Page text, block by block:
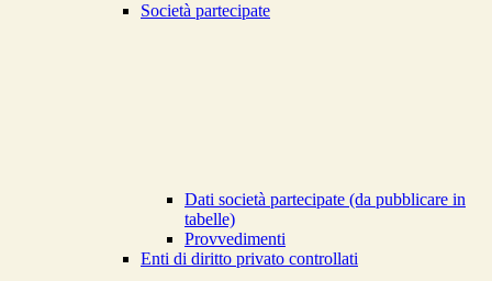
Società partecipate
Dati società partecipate (da pubblicare in
tabelle)
Provvedimenti
Enti di diritto privato controllati